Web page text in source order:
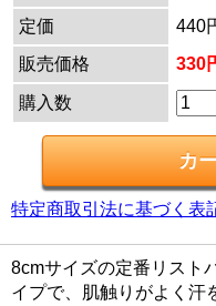
定価
440
販売価格
330
購入数
特定商取引法に基づく表
8cmサイズの定番リスト
イプで、肌触りがよく汗